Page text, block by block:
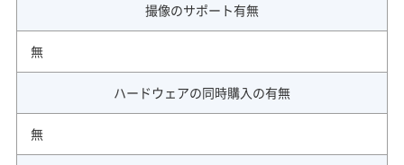
撮像のサポート有無
無
ハードウェアの同時購入の有無
無